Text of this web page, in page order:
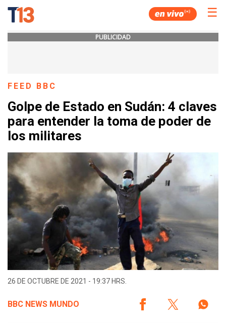
☰
PUBLICIDAD
FEED BBC
Golpe de Estado en Sudán: 4 claves
para entender la toma de poder de
los militares
26 DE OCTUBRE DE 2021 - 19:37 HRS.
BBC NEWS MUNDO